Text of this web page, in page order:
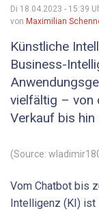
Di 18.04.2023 - 15:39
von Maximilian
Künstliche
Business-
vielfältig – von
Verkauf bis
(Source:
Vom Chatbot bis
Intelligenz (KI) ist